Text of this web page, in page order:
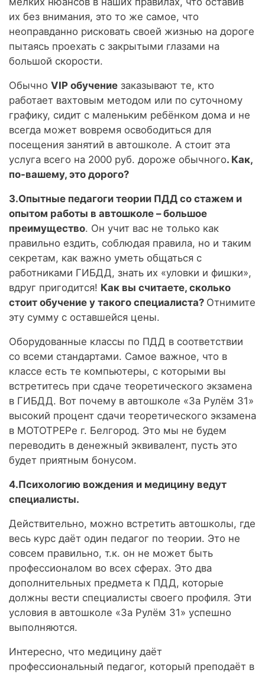
их без внимания, это то же самое, что
неоправданно рисковать своей жизнью на дороге
пытаясь проехать с закрытыми глазами на
большой скорости.
Обычно VIP обучение заказывают те, кто
работает вахтовым методом или по суточному
графику, сидит с маленьким ребёнком дома и не
всегда может вовремя освободиться для
посещения занятий в автошколе. А стоит эта
услуга всего на 2000 руб. дороже обычного. Как,
по-вашему, это дорого?
3.Опытные педагоги теории ПДД со стажем и
опытом работы в автошколе – большое
преимущество. Он учит вас не только как
правильно ездить, соблюдая правила, но и таким
секретам, как важно уметь общаться с
работниками ГИБДД, знать их «уловки и фишки»,
вдруг пригодится! Как вы считаете, сколько
стоит обучение у такого специалиста? Отнимите
эту сумму с оставшейся цены.
Оборудованные классы по ПДД в соответствии
со всеми стандартами. Самое важное, что в
классе есть те компьютеры, с которыми вы
встретитесь при сдаче теоретического экзамена
в ГИБДД. Вот почему в автошколе «За Рулём 31»
высокий процент сдачи теоретического экзамена
в МОТОТРЕРе г. Белгород. Это мы не будем
переводить в денежный эквивалент, пусть это
будет приятным бонусом.
4.Психологию вождения и медицину ведут
специалисты.
Действительно, можно встретить автошколы, где
весь курс даёт один педагог по теории. Это не
совсем правильно, т.к. он не может быть
профессионалом во всех сферах. Это два
дополнительных предмета к ПДД, которые
должны вести специалисты своего профиля. Эти
условия в автошколе «За Рулём 31» успешно
выполняются.
Интересно, что медицину даёт
профессиональный педагог, который преподаёт в